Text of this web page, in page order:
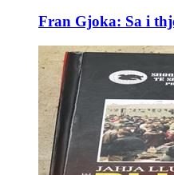
Fran Gjoka: Sa i